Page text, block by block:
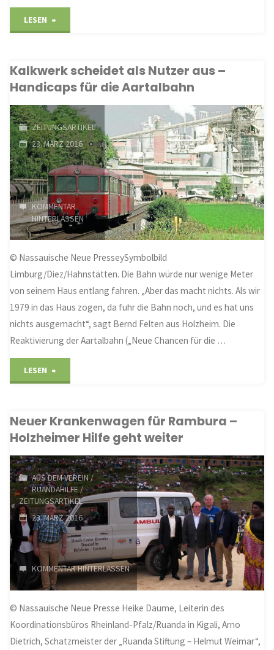
LESEN
und
Kuchen
in
der
Bücherei"
Kalkwerk scheidet als Nutzer aus –
Handicaps für die Aartalbahn
ZEITUNGSARTIKEL
23. MÄRZ 2016
KOMMENTAR
HINTERLASSEN
© Nassauische Neue PresseySymbolbild
Limburg/Diez/Hahnstätten. Die Bahn würde nur wenige Meter
von seinem Haus entlang fahren. „Aber das macht nichts. Als wir
1979 in das Haus zogen, da fuhr die Bahn noch, und es hat uns
nichts ausgemacht“, sagt Bernd Felten aus Holzheim. Die
Reaktivierung der Aartalbahn („Neue Chancen für die …
LESEN
als
aus
–
Handicaps
für
die
Aartalbahn"
Neuer Krankenwagen für Rambura –
Holzheimer Hilfe geht weiter
AUS DEM VEREIN /
RUANDAHILFE/
ZEITUNGSARTIKEL
23. MÄRZ 2016
KOMMENTAR HINTERLASSEN
© Nassauische Neue Presse Heike Daume, Leiterin des
Koordinationsbüros Rheinland-Pfalz/Ruanda in Kigali, Arno
Dietrich, Schatzmeister der „Ruanda Stiftung – Helmut Weimar“,